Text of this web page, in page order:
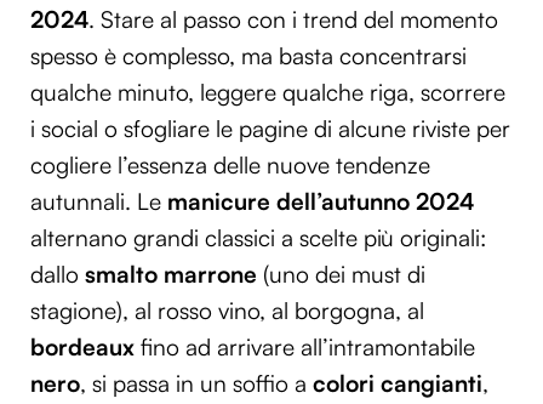
2024. Stare al passo con i trend del momento
spesso è complesso, ma basta concentrarsi
qualche minuto, leggere qualche riga, scorrere
i social o sfogliare le pagine di alcune riviste per
cogliere l’essenza delle nuove tendenze
autunnali. Le manicure dell’autunno 2024
alternano grandi classici a scelte più originali:
dallo smalto marrone (uno dei must di
stagione), al rosso vino, al borgogna, al
bordeaux fino ad arrivare all’intramontabile
nero, si passa in un soffio a colori cangianti,